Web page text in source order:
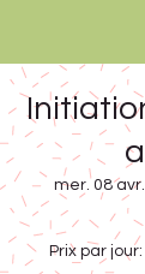
mer. 08 avr.
Prix par